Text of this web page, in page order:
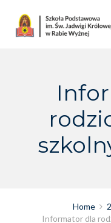
content
Home
Informator dla